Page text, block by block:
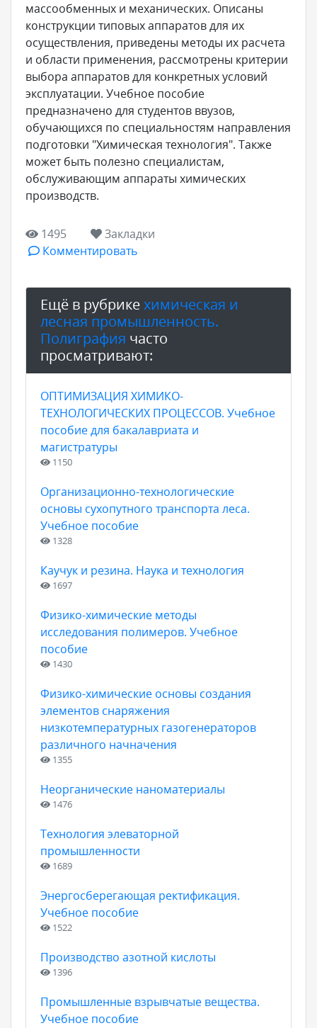
массообменных и механических. Описаны
конструкции типовых аппаратов для их
осуществления, приведены методы их расчета
и области применения, рассмотрены критерии
выбора аппаратов для конкретных условий
эксплуатации. Учебное пособие
предназначено для студентов ввузов,
обучающихся по специальностям направления
подготовки "Химическая технология". Также
может быть полезно специалистам,
обслуживающим аппараты химических
производств.
1495
Закладки
Комментировать
Ещё в рубрикехимическая и
лесная промышленность.
Полиграфия часто
просматривают:
ОПТИМИЗАЦИЯ ХИМИКО-
ТЕХНОЛОГИЧЕСКИХ ПРОЦЕССОВ. Учебное
пособие для бакалавриата и
магистратуры
1150
Организационно-технологические
основы сухопутного транспорта леса.
Учебное пособие
1328
Каучук и резина. Наука и технология
1697
Физико-химические методы
исследования полимеров. Учебное
пособие
1430
Физико-химические основы создания
элементов снаряжения
низкотемпературных газогенераторов
различного начначения
1355
Неорганические наноматериалы
1476
Технология элеваторной
промышленности
1689
Энергосберегающая ректификация.
Учебное пособие
1522
Производство азотной кислоты
1396
Промышленные взрывчатые вещества.
Учебное пособие